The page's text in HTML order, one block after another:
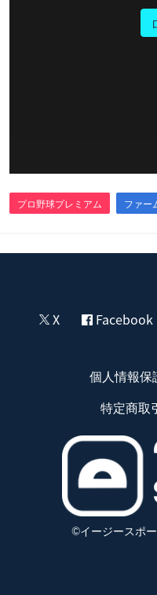
プロ野球プレミアム ファー
X Facebook
個人情報保
特定商取
©イージースポ